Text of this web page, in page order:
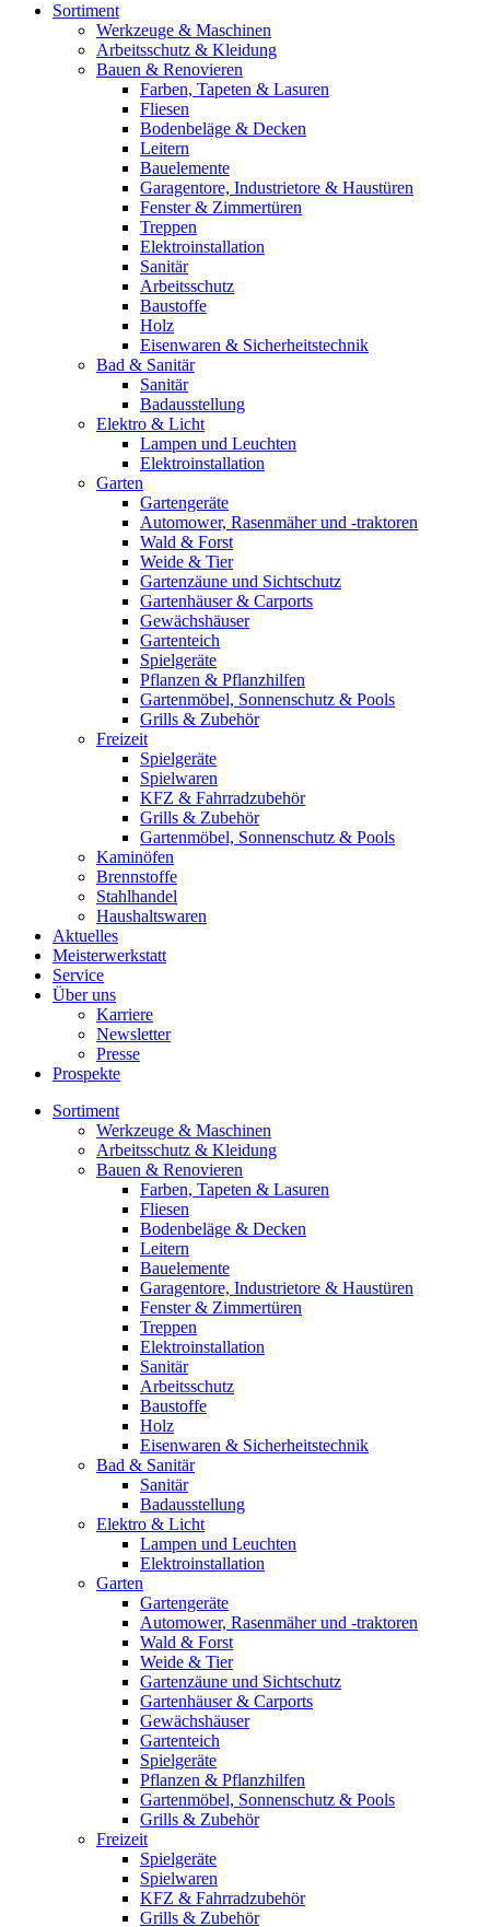
Sortiment
Werkzeuge & Maschinen
Arbeitsschutz & Kleidung
Bauen & Renovieren
Farben, Tapeten & Lasuren
Fliesen
Bodenbeläge & Decken
Leitern
Bauelemente
Garagentore, Industrietore & Haustüren
Fenster & Zimmertüren
Treppen
Elektroinstallation
Sanitär
Arbeitsschutz
Baustoffe
Holz
Eisenwaren & Sicherheitstechnik
Bad & Sanitär
Sanitär
Badausstellung
Elektro & Licht
Lampen und Leuchten
Elektroinstallation
Garten
Gartengeräte
Automower, Rasenmäher und -traktoren
Wald & Forst
Weide & Tier
Gartenzäune und Sichtschutz
Gartenhäuser & Carports
Gewächshäuser
Gartenteich
Spielgeräte
Pflanzen & Pflanzhilfen
Gartenmöbel, Sonnenschutz & Pools
Grills & Zubehör
Freizeit
Spielgeräte
Spielwaren
KFZ & Fahrradzubehör
Grills & Zubehör
Gartenmöbel, Sonnenschutz & Pools
Kaminöfen
Brennstoffe
Stahlhandel
Haushaltswaren
Aktuelles
Meisterwerkstatt
Service
Über uns
Karriere
Newsletter
Presse
Prospekte
Sortiment
Werkzeuge & Maschinen
Arbeitsschutz & Kleidung
Bauen & Renovieren
Farben, Tapeten & Lasuren
Fliesen
Bodenbeläge & Decken
Leitern
Bauelemente
Garagentore, Industrietore & Haustüren
Fenster & Zimmertüren
Treppen
Elektroinstallation
Sanitär
Arbeitsschutz
Baustoffe
Holz
Eisenwaren & Sicherheitstechnik
Bad & Sanitär
Sanitär
Badausstellung
Elektro & Licht
Lampen und Leuchten
Elektroinstallation
Garten
Gartengeräte
Automower, Rasenmäher und -traktoren
Wald & Forst
Weide & Tier
Gartenzäune und Sichtschutz
Gartenhäuser & Carports
Gewächshäuser
Gartenteich
Spielgeräte
Pflanzen & Pflanzhilfen
Gartenmöbel, Sonnenschutz & Pools
Grills & Zubehör
Freizeit
Spielgeräte
Spielwaren
KFZ & Fahrradzubehör
Grills & Zubehör